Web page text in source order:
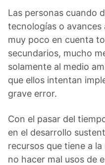
Las personas cuando
tecnologías o
muy poco en cuenta
secundarios, mucho
solamente al medio
que ellos intentan
grave error.
Con el pasar del
en el desarrollo
recursos que tiene a
no hacer mal usos de